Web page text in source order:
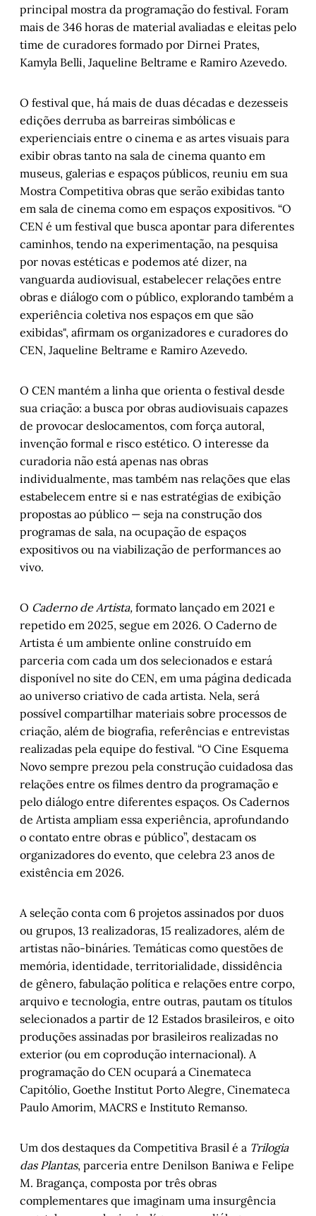
principal mostra da programação do festival. Foram
mais de 346 horas de material avaliadas e eleitas pelo
time de curadores formado por Dirnei Prates,
Kamyla Belli, Jaqueline Beltrame e Ramiro Azevedo.
O festival que, há mais de duas décadas e dezesseis
edições derruba as barreiras simbólicas e
experienciais entre o cinema e as artes visuais para
exibir obras tanto na sala de cinema quanto em
museus, galerias e espaços públicos, reuniu em sua
Mostra Competitiva obras que serão exibidas tanto
em sala de cinema como em espaços expositivos. “O
CEN é um festival que busca apontar para diferentes
caminhos, tendo na experimentação, na pesquisa
por novas estéticas e podemos até dizer, na
vanguarda audiovisual, estabelecer relações entre
obras e diálogo com o público, explorando também a
experiência coletiva nos espaços em que são
exibidas", afirmam os organizadores e curadores do
CEN, Jaqueline Beltrame e Ramiro Azevedo.
O CEN mantém a linha que orienta o festival desde
sua criação: a busca por obras audiovisuais capazes
de provocar deslocamentos, com força autoral,
invenção formal e risco estético. O interesse da
curadoria não está apenas nas obras
individualmente, mas também nas relações que elas
estabelecem entre si e nas estratégias de exibição
propostas ao público — seja na construção dos
programas de sala, na ocupação de espaços
expositivos ou na viabilização de performances ao
vivo.
O Caderno de Artista, formato lançado em 2021 e
repetido em 2025, segue em 2026. O Caderno de
Artista é um ambiente online construído em
parceria com cada um dos selecionados e estará
disponível no site do CEN, em uma página dedicada
ao universo criativo de cada artista. Nela, será
possível compartilhar materiais sobre processos de
criação, além de biografia, referências e entrevistas
realizadas pela equipe do festival. “O Cine Esquema
Novo sempre prezou pela construção cuidadosa das
relações entre os filmes dentro da programação e
pelo diálogo entre diferentes espaços. Os Cadernos
de Artista ampliam essa experiência, aprofundando
o contato entre obras e público”, destacam os
organizadores do evento, que celebra 23 anos de
existência em 2026.
A seleção conta com 6 projetos assinados por duos
ou grupos, 13 realizadoras, 15 realizadores, além de
artistas não-bináries. Temáticas como questões de
memória, identidade, territorialidade, dissidência
de gênero, fabulação política e relações entre corpo,
arquivo e tecnologia, entre outras, pautam os títulos
selecionados a partir de 12 Estados brasileiros, e oito
produções assinadas por brasileiros realizadas no
exterior (ou em coprodução internacional). A
programação do CEN ocupará a Cinemateca
Capitólio, Goethe Institut Porto Alegre, Cinemateca
Paulo Amorim, MACRS e Instituto Remanso.
Um dos destaques da Competitiva Brasil é a Trilogia
das Plantas, parceria entre Denilson Baniwa e Felipe
M. Bragança, composta por três obras
complementares que imaginam uma insurgência